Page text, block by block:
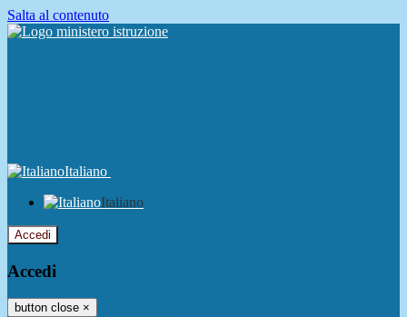
Salta al contenuto
Italiano
Italiano
Accedi
Accedi
button close ×